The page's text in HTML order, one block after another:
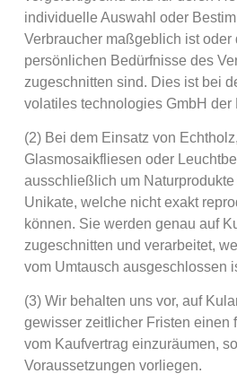
individuelle Auswahl oder
Verbraucher maßgeblich ist oder
persönlichen Bedürfnisse des
zugeschnitten sind. Dies ist bei
volatiles technologies GmbH der
(2) Bei dem Einsatz von
Glasmosaikfliesen oder
ausschließlich um
Unikate, welche nicht exakt
können. Sie werden genau auf
zugeschnitten und verarbeitet,
vom Umtausch ausgeschlossen
(3) Wir behalten uns vor, auf
gewisser zeitlicher Fristen einen
vom Kaufvertrag einzuräumen,
Voraussetzungen vorliegen.